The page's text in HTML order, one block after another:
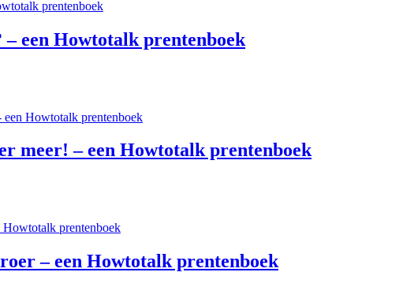
– een Howtotalk prentenboek
meer! – een Howtotalk prentenboek
– een Howtotalk prentenboek